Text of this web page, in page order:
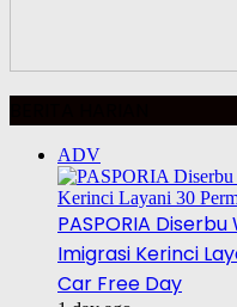
ADV
PASPORIA
Imigrasi Kerinci
Car Free Day